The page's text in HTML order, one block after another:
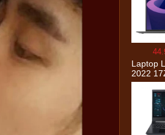
Laptop
2022
1260P/
17″
11/Xám)